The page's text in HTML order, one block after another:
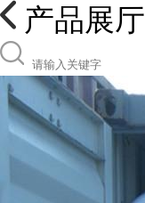
产品展厅